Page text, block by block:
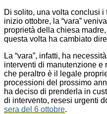
Di solito, una volta conclusi
inizio ottobre, la “vara”
proprietà della chiesa
questa volta ha cambiato
La “vara”, infatti, ha
interventi di manutenzione e
che peraltro è il legale
processioni del prossimo
ha deciso di prenderla in
di intervento, resesi urgenti
sera del 6 ottobre.